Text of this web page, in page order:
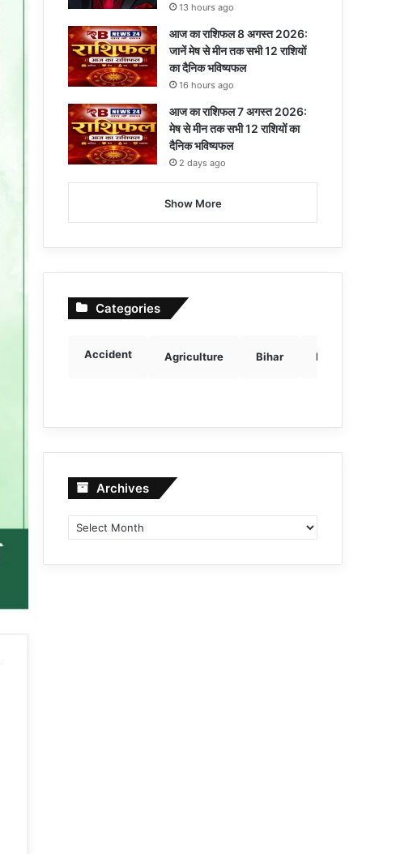
13 hours ago
आज का राशिफल 8 अगस्त 2026:
जानें मेष से मीन तक सभी 12 राशियों
का दैनिक भविष्यफल
16 hours ago
आज का राशिफल 7 अगस्त 2026:
मेष से मीन तक सभी 12 राशियों का
दैनिक भविष्यफल
2 days ago
Show More
Categories
Accident Agriculture Bihar Breaking news
Archives Archives